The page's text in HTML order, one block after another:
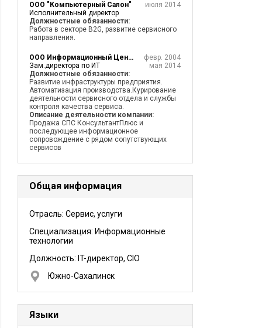
ООО "Компьютерный Салон"
Исполнительный директор
июля 2014
Должностные обязанности:
Работа в секторе B2G, развитие сервисного
направления.
ООО Информационный Центр Консультант
Зам.директора по ИТ
февр. 2004
мая 2014
Должностные обязанности:
Развитие инфраструктуры предприятия.
Автоматизация производства.Курирование
деятельности сервисного отдела и службы
контроля качества сервиса.
Описание деятельности компании:
Продажа СПС КонсультантПлюс и
последующее информационное
сопровождение с рядом сопутствующих
сервисов
Общая информация
Отрасль: Сервис, услуги
Специализация: Информационные
технологии
Должность: IT-директор, CIO
Южно-Сахалинск
Языки